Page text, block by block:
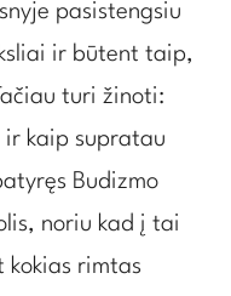
pasistengsiu
ir būtent taip,
turi žinoti:
ir kaip supratau
Budizmo
noriu kad į tai
rimtas